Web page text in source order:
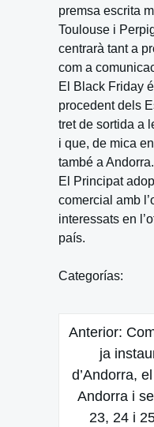
premsa escrita
Toulouse i
centrarà tant a
com a
El Black Friday
procedent dels
tret de sortida a
i que, de mica
també a Andorra.
El Principat
comercial amb
interessats en
país.
Categorías:
entradas
Anterior:
ja
d’Andorra,
Andorra i
23, 24 i